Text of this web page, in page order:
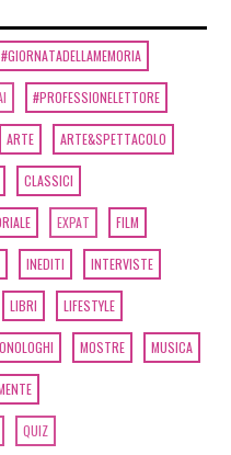
di
in Do, di
incipit
#GIORNATADELLAMEMORIA
#PROFESSIONELETTORE
ARTE ARTE&SPETTACOLO
CLASSICI
EXPAT FILM
INEDITI INTERVISTE
LIBRI LIFESTYLE
MOSTRE MUSICA
QUIZ